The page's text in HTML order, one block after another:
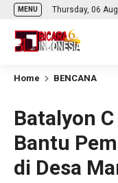
MENU Thursday, 06
Home BENCANA
Batalyon
Bantu
di Desa